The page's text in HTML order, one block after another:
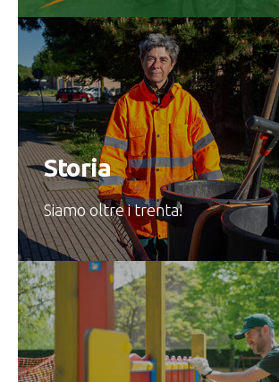
Storia
Siamo oltre i trenta!